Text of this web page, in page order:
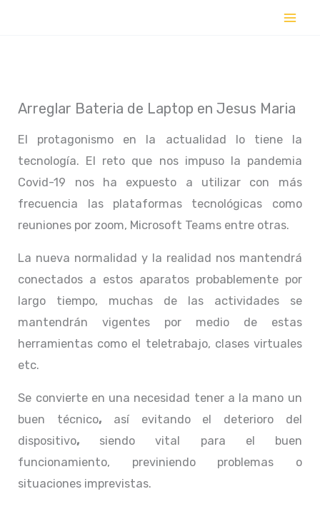
Arreglar Bateria de Laptop en Jesus Maria
El protagonismo en la actualidad lo tiene la
tecnología. El reto que nos impuso la pandemia
Covid-19 nos ha expuesto a utilizar con más
frecuencia las plataformas tecnológicas como
reuniones por zoom, Microsoft Teams entre otras.
La nueva normalidad y la realidad nos mantendrá
conectados a estos aparatos probablemente por
largo tiempo, muchas de las actividades se
mantendrán vigentes por medio de estas
herramientas como el teletrabajo, clases virtuales
etc.
Se convierte en una necesidad tener a la mano un
buen técnico, así evitando el deterioro del
dispositivo, siendo vital para el buen
funcionamiento, previniendo problemas o
situaciones imprevistas.